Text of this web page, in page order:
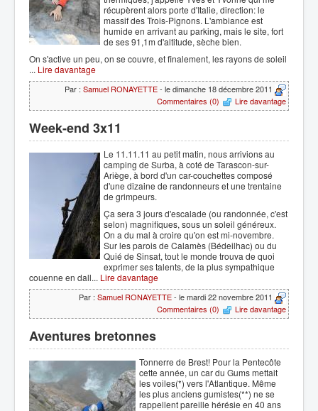
récupèrent alors porte d'Italie, direction: le
massif des Trois-Pignons. L'ambiance est
humide en arrivant au parking, mais le site, fort
de ses 91,1m d'altitude, sèche bien.
On s'active un peu, on se couvre, et finalement, les rayons de soleil
... Lire davantage
Par : Samuel RONAYETTE- le dimanche 18 décembre 2011
Commentaires (0)
Lire davantage
Week-end 3x11
Le 11.11.11 au petit matin, nous arrivions au
camping de Surba, à coté de Tarascon-sur-
Ariège, à bord d'un car-couchettes composé
d'une dizaine de randonneurs et une trentaine
de grimpeurs.
Ça sera 3 jours d'escalade (ou randonnée, c'est
selon) magnifiques, sous un soleil généreux.
On a du mal à croire qu'on est mi-novembre.
Sur les parois de Calamès (Bédeilhac) ou du
Quié de Sinsat, tout le monde trouva de quoi
exprimer ses talents, de la plus sympathique
couenne en dall... Lire davantage
Par : Samuel RONAYETTE- le mardi 22 novembre 2011
Commentaires (0)
Lire davantage
Aventures bretonnes
Tonnerre de Brest! Pour la Pentecôte
cette année, un car du Gums mettait
les voiles(*) vers l'Atlantique. Même
les plus anciens gumistes(**) ne se
rappellent pareille hérésie en 40 ans